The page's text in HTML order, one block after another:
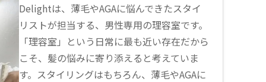
Delightは、薄毛やAGAに悩んできたスタイ
リストが担当する、男性専用の理容室です。
「理容室」という日常に最も近い存在だから
こそ、髪の悩みに寄り添えると考えていま
す。スタイリングはもちろん、薄毛やAGAに